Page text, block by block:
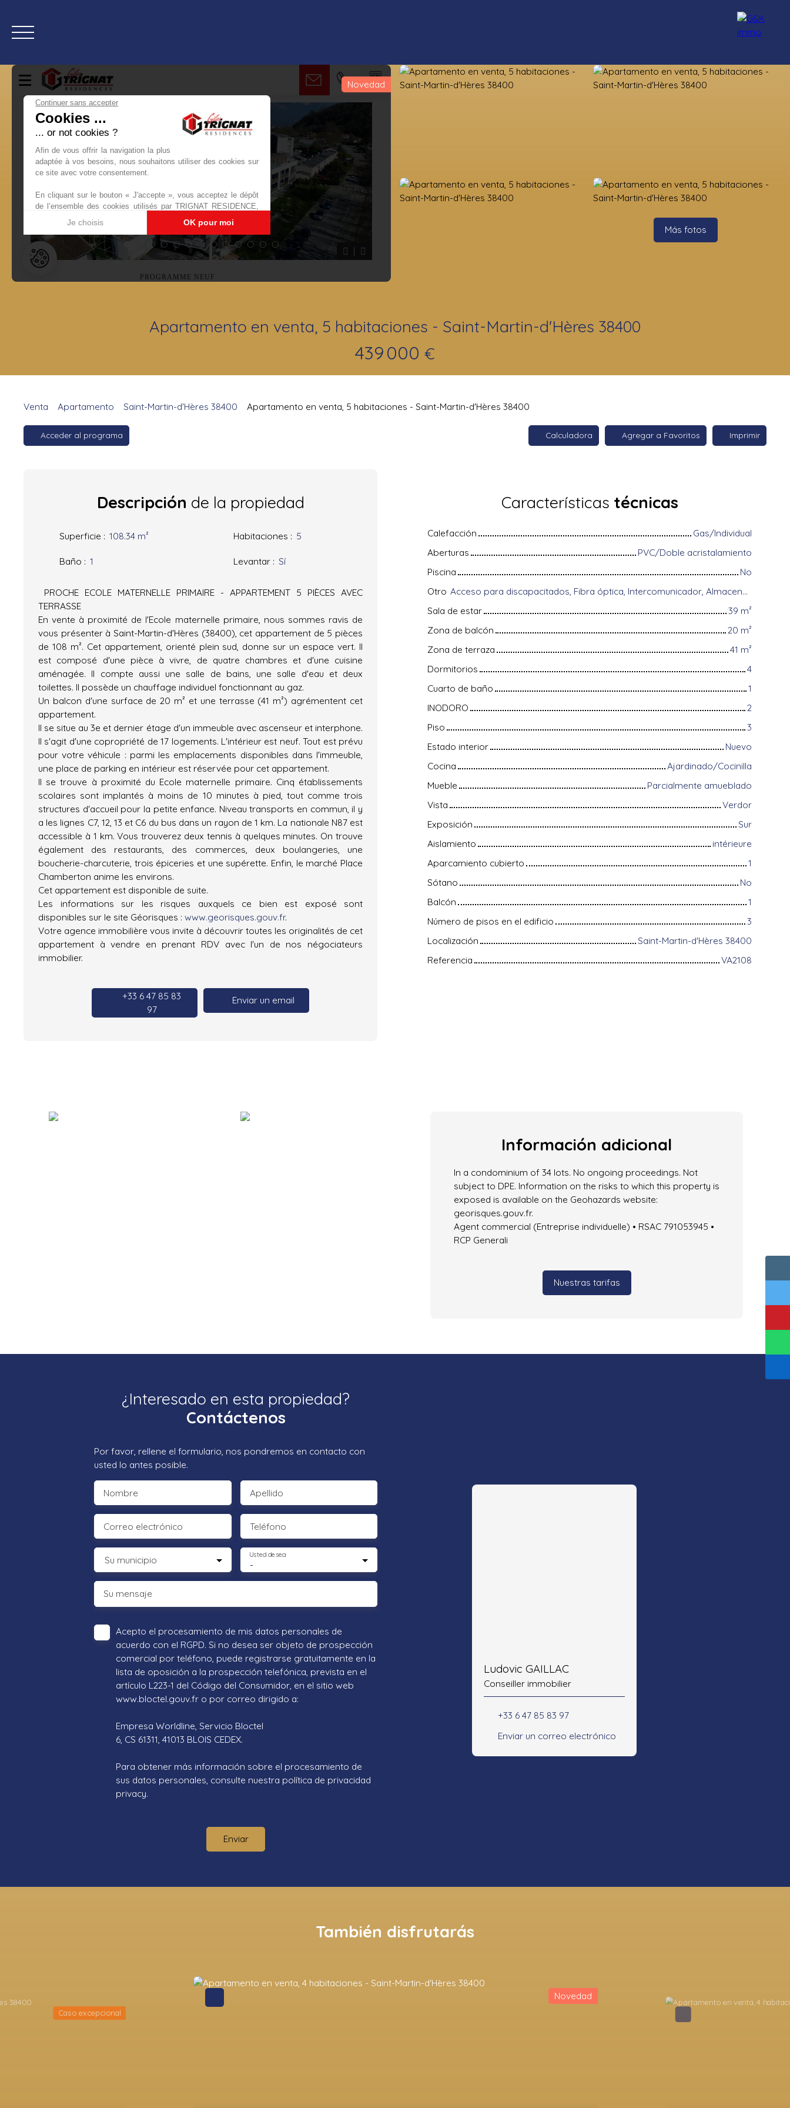
Comprar ahora Nuevas propiedades
Novedad
Más fotos
Apartamento en venta, 5 habitaciones - Saint-Martin-d'Hères 38400
439 000 €
Venta Apartamento Saint-Martin-d'Hères 38400 Apartamento en venta, 5 habitaciones - Saint-Martin-d'Hères 38400
Acceder al programa Calculadora Agregar a Favoritos Imprimir
Descripción de la propiedad
Superficie : 108.34 m² Habitaciones : 5
Baño : 1 Levantar : Sí
PROCHE ECOLE MATERNELLE PRIMAIRE - APPARTEMENT 5 PIÈCES AVEC
TERRASSE
En vente à proximité de l'Ecole maternelle primaire, nous sommes ravis de
vous présenter à Saint-Martin-d'Hères (38400), cet appartement de 5 pièces
de 108 m². Cet appartement, orienté plein sud, donne sur un espace vert. Il
est composé d'une pièce à vivre, de quatre chambres et d'une cuisine
aménagée. Il compte aussi une salle de bains, une salle d'eau et deux
toilettes. Il possède un chauffage individuel fonctionnant au gaz.
Un balcon d'une surface de 20 m² et une terrasse (41 m²) agrémentent cet
appartement.
Il se situe au 3e et dernier étage d'un immeuble avec ascenseur et interphone.
Il s'agit d'une copropriété de 17 logements. L'intérieur est neuf. Tout est prévu
pour votre véhicule : parmi les emplacements disponibles dans l'immeuble,
une place de parking en intérieur est réservée pour cet appartement.
Il se trouve à proximité du Ecole maternelle primaire. Cinq établissements
scolaires sont implantés à moins de 10 minutes à pied, tout comme trois
structures d'accueil pour la petite enfance. Niveau transports en commun, il y
a les lignes C7, 12, 13 et C6 du bus dans un rayon de 1 km. La nationale N87 est
accessible à 1 km. Vous trouverez deux tennis à quelques minutes. On trouve
également des restaurants, des commerces, deux boulangeries, une
boucherie-charcuterie, trois épiceries et une supérette. Enfin, le marché Place
Chamberton anime les environs.
Cet appartement est disponible de suite.
Les informations sur les risques auxquels ce bien est exposé sont
disponibles sur le site Géorisques : www.georisques.gouv.fr.
Votre agence immobilière vous invite à découvrir toutes les originalités de cet
appartement à vendre en prenant RDV avec l'un de nos négociateurs
immobilier.
+33 6 47 85 83
97
Enviar un email
Características técnicas
Calefacción
Gas/Individual
Aberturas
PVC/Doble acristalamiento
Piscina
No
Otro
Acceso para discapacitados, Fibra óptica, Intercomunicador, Almacenamiento de bicicletas, Portón motorizado, Puerta blindada, Sistema de alarma, Videófono, Persianas eléctricas
Sala de estar
39 m²
Zona de balcón
20 m²
Zona de terraza
41 m²
Dormitorios
4
Cuarto de baño
1
INODORO
2
Piso
3
Estado interior
Nuevo
Cocina
Ajardinado/Cocinilla
Mueble
Parcialmente amueblado
Vista
Verdor
Exposición
Sur
Aislamiento
intérieure
Aparcamiento cubierto
1
Sótano
No
Balcón
1
Número de pisos en el edificio
3
Localización
Saint-Martin-d'Hères 38400
Referencia
VA2108
Información adicional
In a condominium of 34 lots. No ongoing proceedings. Not
subject to DPE. Information on the risks to which this property is
exposed is available on the Geohazards website:
georisques.gouv.fr.
Agent commercial (Entreprise individuelle) • RSAC 791053945 •
RCP Generali
Nuestras tarifas
¿Interesado en esta propiedad?
Contáctenos
Por favor, rellene el formulario, nos pondremos en contacto con
usted lo antes posible.
Nombre Apellido
Correo electrónico Teléfono
Su municipio -
Usted desea
Su mensaje
Acepto el procesamiento de mis datos personales de
acuerdo con el RGPD. Si no desea ser objeto de prospección
comercial por teléfono, puede registrarse gratuitamente en la
lista de oposición a la prospección telefónica, prevista en el
artículo L223-1 del Código del Consumidor, en el sitio web
www.bloctel.gouv.fr o por correo dirigido a:
Empresa Worldline, Servicio Bloctel
6, CS 61311, 41013 BLOIS CEDEX.
Para obtener más información sobre el procesamiento de
sus datos personales, consulte nuestra política de privacidad
privacy.
Enviar
Ludovic GAILLAC
Conseiller immobilier
+33 6 47 85 83 97
Enviar un correo electrónico
También disfrutarás